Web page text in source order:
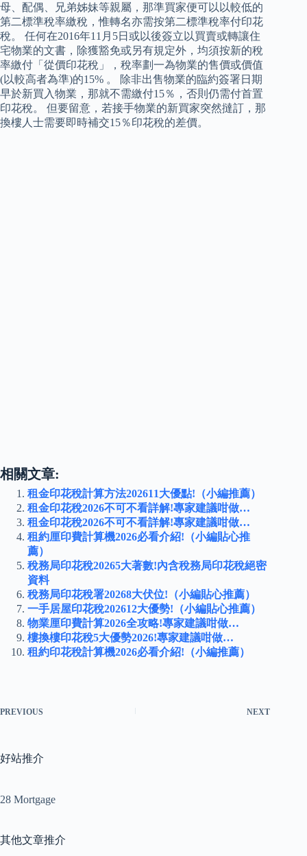
母、配偶、兄弟姊妹等親屬，那準買家便可以以較低的
第二標準稅率繳稅，惟轉名亦需按第二標準稅率付印花
稅。 任何在2016年11月5日或以後簽立以買賣或轉讓住
宅物業的文書，除獲豁免或另有規定外，均須按新的稅
率繳付「從價印花稅」，稅率劃一為物業的售價或價值
(以較高者為準)的15% 。 除非出售物業的臨約簽署日期
早於新買入物業，那就不需繳付15％，否則仍需付首置
印花稅。 但要留意，若接手物業的新買家突然撻訂，那
換樓人士需要即時補交15％印花稅的差價。
相關文章:
租金印花稅計算方法202611大優點!（小編推薦）
租金印花稅2026不可不看詳解!專家建議咁做…
租金印花稅2026不可不看詳解!專家建議咁做…
租約厘印費計算機2026必看介紹!（小編貼心推
薦）
稅務局印花稅20265大著數!內含稅務局印花稅絕密
資料
稅務局印花稅署20268大伏位!（小編貼心推薦）
一手居屋印花稅202612大優勢!（小編貼心推薦）
物業厘印費計算2026全攻略!專家建議咁做…
樓換樓印花稅5大優勢2026!專家建議咁做…
租約印花稅計算機2026必看介紹!（小編推薦）
PREVIOUS NEXT
好站推介
28 Mortgage
其他文章推介